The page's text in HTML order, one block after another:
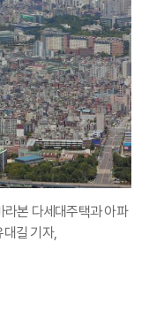
본 다세대주택과 아파
길 기자,